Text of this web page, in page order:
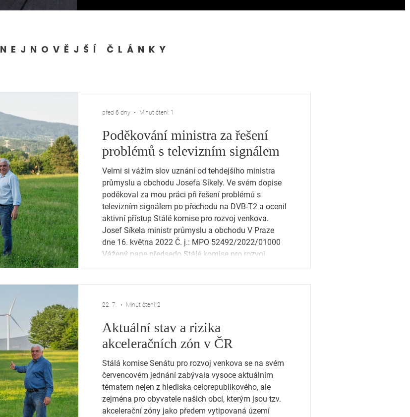
NEJNOVĚJŠÍ ČLÁNKY
Poděkování ministra za řešení
problémů s televizním signálem
Velmi si vážím slov uznání od tehdejšího ministra
průmyslu a obchodu Josefa Síkely. Ve svém dopise
poděkoval za mou práci při řešení problémů s
televizním signálem po přechodu na DVB-T2 a ocenil
aktivní přístup Stálé komise pro rozvoj venkova.
Josef Síkela ministr průmyslu a obchodu V Praze
dne 16. května 2022 Č. j.: MPO 52492/2022/01000
Vážený pane předsedo Stálé komise pro rozvoj
před 6 dny Minut čtení: 1
Aktuální stav a rizika
akceleračních zón v ČR
Stálá komise Senátu pro rozvoj venkova se na svém
červencovém jednání zabývala vysoce aktuálním
tématem nejen z hlediska celorepublikového, ale
zejména pro obyvatele našich obcí, kterým jsou tzv.
akcelerační zóny jako předem vytipovaná území
22. 7. Minut čtení: 2